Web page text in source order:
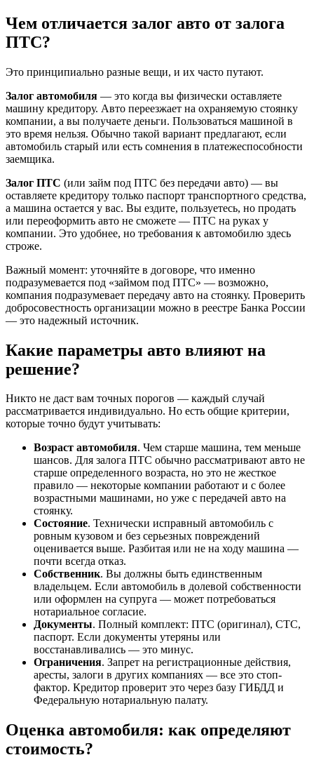
Чем отличается залог авто от залога
ПТС?
Это принципиально разные вещи, и их часто путают.
Залог автомобиля — это когда вы физически оставляете
машину кредитору. Авто переезжает на охраняемую стоянку
компании, а вы получаете деньги. Пользоваться машиной в
это время нельзя. Обычно такой вариант предлагают, если
автомобиль старый или есть сомнения в платежеспособности
заемщика.
Залог ПТС (или займ под ПТС без передачи авто) — вы
оставляете кредитору только паспорт транспортного средства,
а машина остается у вас. Вы ездите, пользуетесь, но продать
или переоформить авто не сможете — ПТС на руках у
компании. Это удобнее, но требования к автомобилю здесь
строже.
Важный момент: уточняйте в договоре, что именно
подразумевается под «займом под ПТС» — возможно,
компания подразумевает передачу авто на стоянку. Проверить
добросовестность организации можно в реестре Банка России
— это надежный источник.
Какие параметры авто влияют на
решение?
Никто не даст вам точных порогов — каждый случай
рассматривается индивидуально. Но есть общие критерии,
которые точно будут учитывать:
Возраст автомобиля. Чем старше машина, тем меньше
шансов. Для залога ПТС обычно рассматривают авто не
старше определенного возраста, но это не жесткое
правило — некоторые компании работают и с более
возрастными машинами, но уже с передачей авто на
стоянку.
Состояние. Технически исправный автомобиль с
ровным кузовом и без серьезных повреждений
оценивается выше. Разбитая или не на ходу машина —
почти всегда отказ.
Собственник. Вы должны быть единственным
владельцем. Если автомобиль в долевой собственности
или оформлен на супруга — может потребоваться
нотариальное согласие.
Документы. Полный комплект: ПТС (оригинал), СТС,
паспорт. Если документы утеряны или
восстанавливались — это минус.
Ограничения. Запрет на регистрационные действия,
аресты, залоги в других компаниях — все это стоп-
фактор. Кредитор проверит это через базу ГИБДД и
Федеральную нотариальную палату.
Оценка автомобиля: как определяют
стоимость?